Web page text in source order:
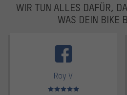
WIR TUN ALLES DAFÜR,
WAS DEIN BIKE
Roy V.
Bewertungen: 5 von 5